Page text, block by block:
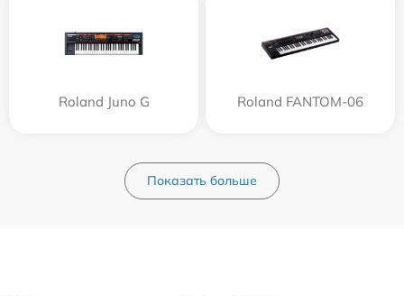
Roland Juno G Roland FANTOM-06
Показать больше